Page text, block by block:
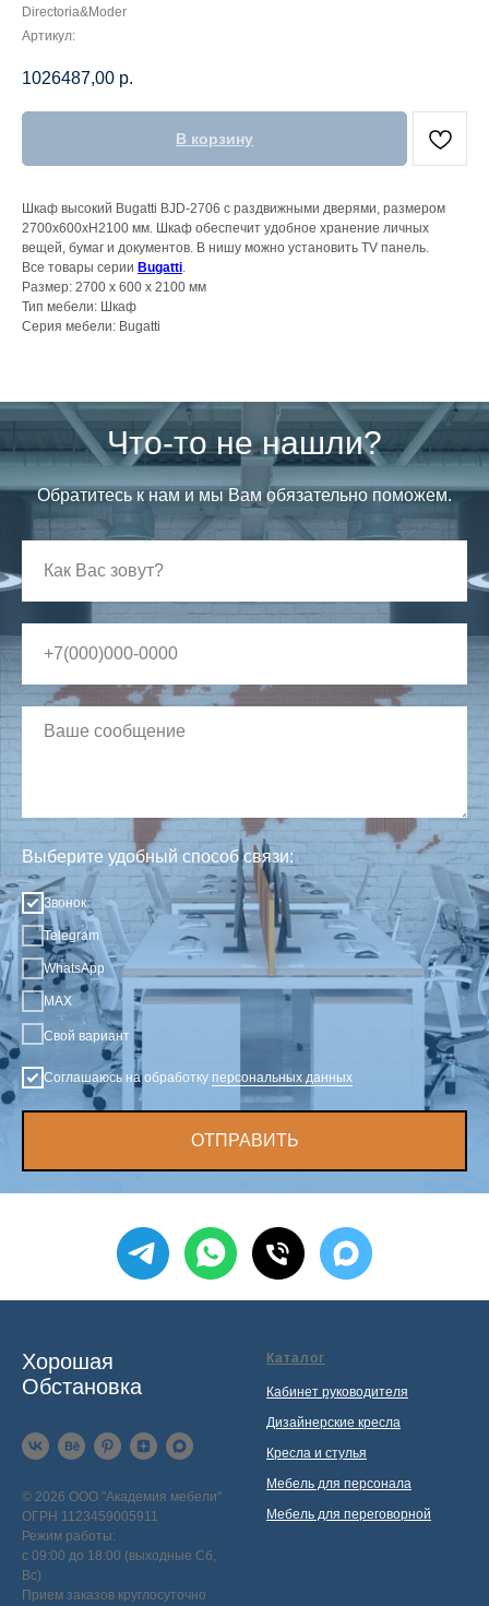
Directoria&Moder
Артикул:
1026487,00 р.
В корзину
Шкаф высокий Bugatti BJD-2706 с раздвижными дверями, размером
2700x600xH2100 мм. Шкаф обеспечит удобное хранение личных
вещей, бумаг и документов. В нишу можно установить TV панель.
Все товары серии Bugatti.
Размер: 2700 x 600 x 2100 мм
Тип мебели: Шкаф
Серия мебели: Bugatti
Что-то не нашли?
Обратитесь к нам и мы Вам обязательно поможем.
Выберите удобный способ связи:
Звонок
Telegram
WhatsApp
MAX
Свой вариант
Соглашаюсь на обработку персональных данных
ОТПРАВИТЬ
Хорошая
Обстановка
© 2026 ООО "Академия мебели"
ОГРН 1123459005911
Режим работы:
с 09:00 до 18:00 (выходные Сб,
Вс)
Прием заказов круглосуточно
Каталог
Кабинет руководителя
Дизайнерские кресла
Кресла и стулья
Мебель для персонала
Мебель для переговорной